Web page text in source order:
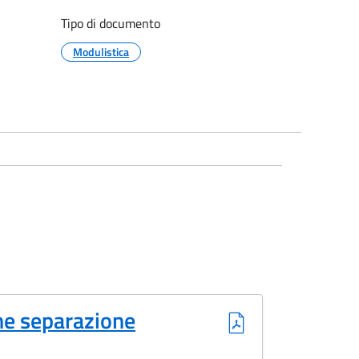
Tipo di documento
Modulistica
separazione